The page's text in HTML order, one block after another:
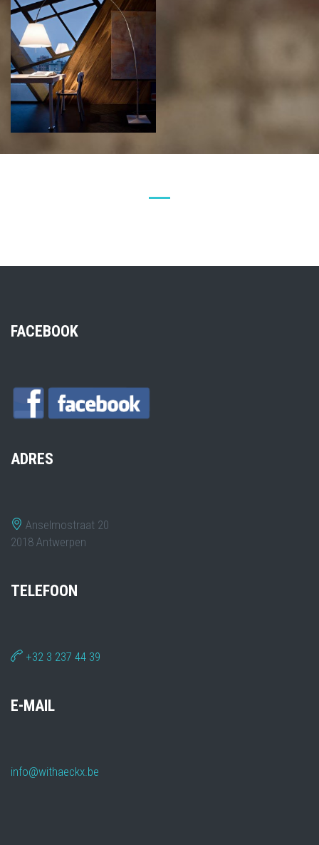
FACEBOOK
ADRES
Anselmostraat 20
2018 Antwerpen
TELEFOON
+32 3 237 44 39
E-MAIL
info@withaeckx.be